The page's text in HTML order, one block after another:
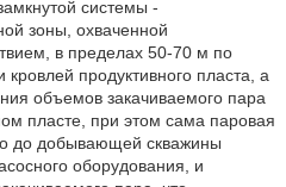
системы -
зоны, охваченной
в пределах 50-70 м по
кровлей продуктивного пласта, а
объемов закачиваемого пара
пласте, при этом сама паровая
до добывающей скважины
оборудования, и